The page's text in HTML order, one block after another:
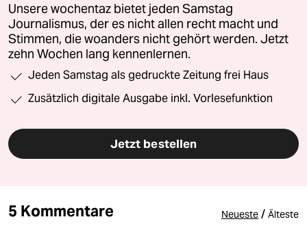
Unsere wochentaz bietet jeden Samstag
Journalismus, der es nicht allen recht macht und
Stimmen, die woanders nicht gehört werden. Jetzt
zehn Wochen lang kennenlernen.
Jeden Samstag als gedruckte Zeitung frei Haus
Zusätzlich digitale Ausgabe inkl. Vorlesefunktion
Jetzt bestellen
5 Kommentare Neueste / Älteste